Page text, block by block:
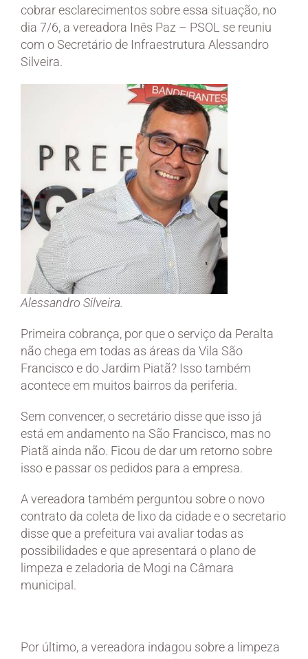
cobrar esclarecimentos sobre essa situação, no
dia 7/6, a vereadora Inês Paz – PSOL se reuniu
com o Secretário de Infraestrutura Alessandro
Silveira.
Alessandro Silveira.
Primeira cobrança, por que o serviço da Peralta
não chega em todas as áreas da Vila São
Francisco e do Jardim Piatã? Isso também
acontece em muitos bairros da periferia.
Sem convencer, o secretário disse que isso já
está em andamento na São Francisco, mas no
Piatã ainda não. Ficou de dar um retorno sobre
isso e passar os pedidos para a empresa.
A vereadora também perguntou sobre o novo
contrato da coleta de lixo da cidade e o secretario
disse que a prefeitura vai avaliar todas as
possibilidades e que apresentará o plano de
limpeza e zeladoria de Mogi na Câmara
municipal.
Por último, a vereadora indagou sobre a limpeza